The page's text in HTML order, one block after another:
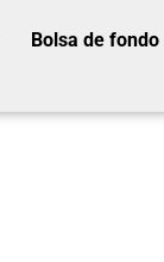
Bolsa de